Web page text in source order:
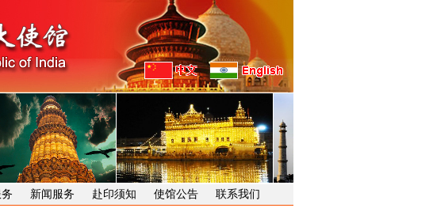
新闻服务 赴印须知 使馆公告 联系我们